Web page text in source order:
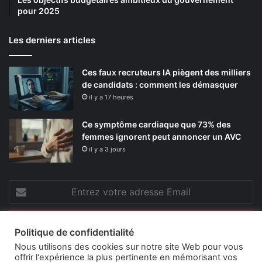
Campus Condorcet, le centre universitaire de
stations.
C’est dans ce contexte qu’une offre comme lelogement
étudiant à saint ouenproposé par KLEY prend tout son
sens. On reste aux portes de Paris, sans imposer à son
enfant des heures de transport chaque jour.
Ce qu’offre une résidence
pour 2025
Les derniers articles
Ces faux recruteurs IA piègent des milliers
de candidats : comment les démasquer
il y a 17 heures
Ce symptôme cardiaque que 73% des
femmes ignorent peut annoncer un AVC
il y a 3 jours
votre
adresse
Politique de confidentialité
Nous utilisons des cookies sur notre site Web pour vous
offrir l'expérience la plus pertinente en mémorisant vos